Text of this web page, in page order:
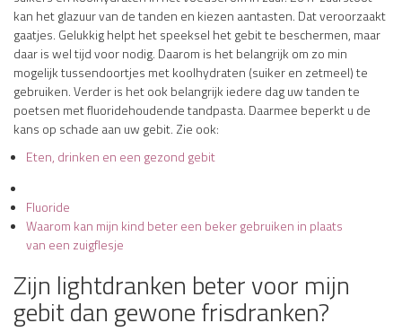
kan het glazuur van de tanden en kiezen aan­tasten. Dat veroorzaakt
gaatjes. Gelukkig helpt het speeksel het gebit te beschermen, maar
daar is wel tijd voor nodig. Daarom is het belangrijk om zo min
mogelijk tussen­doortjes met koolhydraten (suiker en zetmeel) te
gebruiken. Verder is het ook belangrijk iedere dag uw tanden te
poetsen met fluoridehoudende tandpasta. Daarmee beperkt u de
kans op schade aan uw gebit. Zie ook:
Eten, drinken en een gezond gebit
Fluoride
Waarom kan mijn kind beter een beker gebruiken in plaats
van een zuigflesje
Zijn lightdranken beter voor mijn
gebit dan gewone frisdranken?